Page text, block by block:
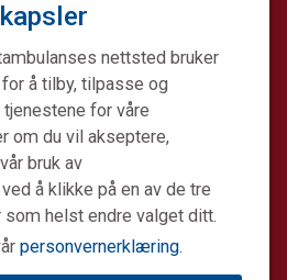
nettsted bruker
å tilby, tilpasse og
for våre
om du vil akseptere,
bruk av
å klikke på en av de tre
som helst endre valget ditt.
personvernerklæring.
er en ideell stiftelse.
prehospital akuttmedisin.
Norsk Luftambulanse Helikopter